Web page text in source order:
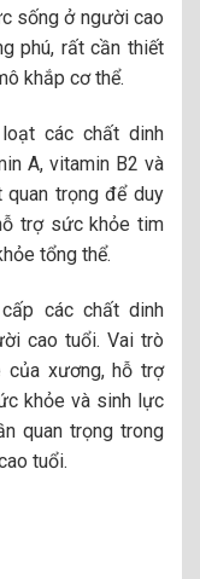
sống ở người cao
phú, rất cần thiết
khắp cơ thể.
các chất dinh
A, vitamin B2 và
quan trọng để duy
trợ sức khỏe tim
tổng thể.
các chất dinh
cao tuổi. Vai trò
xương, hỗ trợ
khỏe và sinh lực
quan trọng trong
tuổi.